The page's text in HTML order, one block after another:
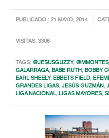
PUBLICADO : 21 MAYO, 2014
VISITAS: 3306
TAGS: @JESUSGUZZY,
GALARRAGA,BABE RUTH,BOBBY
EARL SHEELY, EBBETS FIELD,
GRANDES LIGAS,JESÚS GUZMÁN,
LIGA NACIONAL,LIGAS MAYORES,